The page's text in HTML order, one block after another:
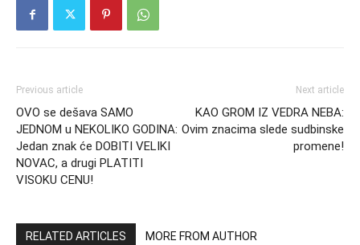
Previous article
OVO se dešava SAMO
JEDNOM u NEKOLIKO GODINA:
Jedan znak će DOBITI VELIKI
NOVAC, a drugi PLATITI
VISOKU CENU!
Next article
KAO GROM IZ VEDRA NEBA:
Ovim znacima slede sudbinske
promene!
RELATED ARTICLES MORE FROM AUTHOR